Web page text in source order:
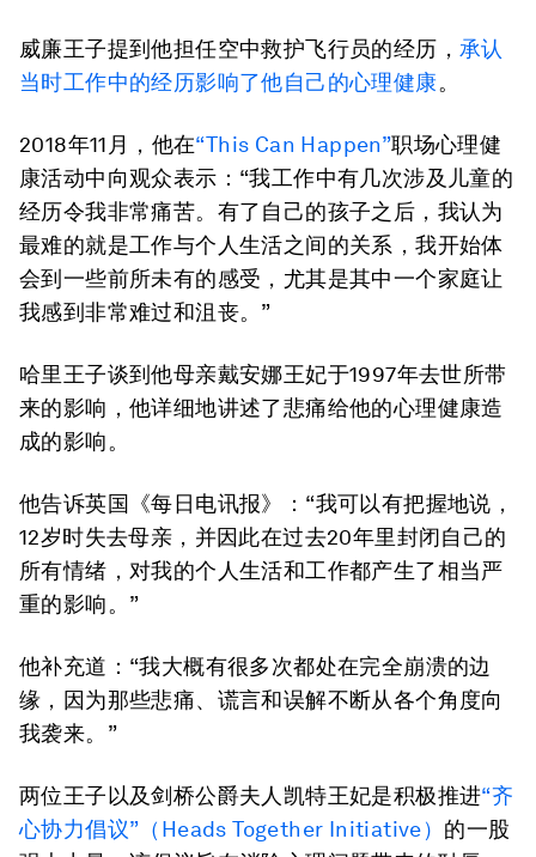
威廉王子提到他担任空中救护飞行员的经历， 承认
当时工作中的经历影响了他自己的心理健康。
2018年11月，他在“This Can Happen”职场心理健
康活动中向观众表示：“我工作中有几次涉及儿童的
经历令我非常痛苦。有了自己的孩子之后，我认为
最难的就是工作与个人生活之间的关系，我开始体
会到一些前所未有的感受，尤其是其中一个家庭让
我感到非常难过和沮丧。”
哈里王子谈到他母亲戴安娜王妃于1997年去世所带
来的影响，他详细地讲述了悲痛给他的心理健康造
成的影响。
他告诉英国《每日电讯报》：“我可以有把握地说，
12岁时失去母亲，并因此在过去20年里封闭自己的
所有情绪，对我的个人生活和工作都产生了相当严
重的影响。”
他补充道：“我大概有很多次都处在完全崩溃的边
缘，因为那些悲痛、谎言和误解不断从各个角度向
我袭来。”
两位王子以及剑桥公爵夫人凯特王妃是积极推进“齐
心协力倡议”（Heads Together Initiative） 的一股